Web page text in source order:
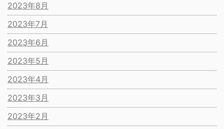
2023年8月
2023年7月
2023年6月
2023年5月
2023年4月
2023年3月
2023年2月